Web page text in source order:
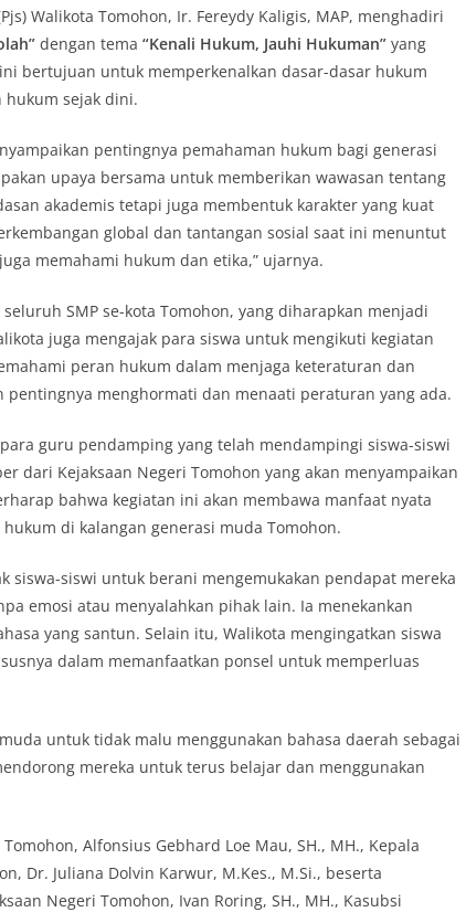
Walikota Tomohon, Ir. Fereydy Kaligis, MAP, menghadiri
dengan tema “Kenali Hukum, Jauhi Hukuman” yang
bertujuan untuk memperkenalkan dasar-dasar hukum
hukum sejak dini.
pentingnya pemahaman hukum bagi generasi
upaya bersama untuk memberikan wawasan tentang
akademis tetapi juga membentuk karakter yang kuat
global dan tantangan sosial saat ini menuntut
memahami hukum dan etika,” ujarnya.
SMP se-kota Tomohon, yang diharapkan menjadi
juga mengajak para siswa untuk mengikuti kegiatan
peran hukum dalam menjaga keteraturan dan
menghormati dan menaati peraturan yang ada.
guru pendamping yang telah mendampingi siswa-siswi
dari Kejaksaan Negeri Tomohon yang akan menyampaikan
bahwa kegiatan ini akan membawa manfaat nyata
di kalangan generasi muda Tomohon.
siswa-siswi untuk berani mengemukakan pendapat mereka
emosi atau menyalahkan pihak lain. Ia menekankan
yang santun. Selain itu, Walikota mengingatkan siswa
dalam memanfaatkan ponsel untuk memperluas
untuk tidak malu menggunakan bahasa daerah sebagai
mereka untuk terus belajar dan menggunakan
Alfonsius Gebhard Loe Mau, SH., MH., Kepala
Dr. Juliana Dolvin Karwur, M.Kes., M.Si., beserta
Negeri Tomohon, Ivan Roring, SH., MH., Kasubsi